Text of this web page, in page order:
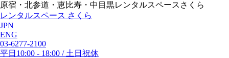
原宿・北参道・恵比寿・中目黒レンタルスペースさくら
レンタルスペース さくら
JPN
ENG
03-6277-2100
平日10:00 - 18:00 / 土日祝休